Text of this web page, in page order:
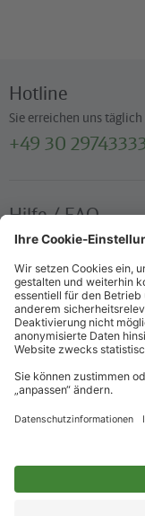
Hotline
Sie erreichen uns
+49 30
Hilfe / FAQ
Die wichtigsten
Verkaufsstellen
Ticketverkauf und
Newsletter